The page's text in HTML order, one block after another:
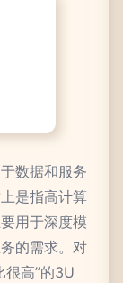
数据和服务
是指高计算
用于深度模
的需求。对
很高”的3U